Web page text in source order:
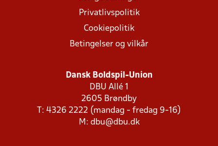
Privatlivspolitik
Cookiepolitik
Betingelser og vilkår
Dansk Boldspil-Union
DBU Allé 1
2605 Brøndby
T: 4326 2222 (mandag - fredag 9-16)
M: dbu@dbu.dk